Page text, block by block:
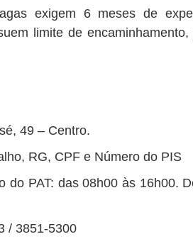
exigem 6 meses de
limite de
49 – Centro.
RG, CPF e Número do PIS
do PAT: das 08h00 às 16h00.
/ 3851-5300